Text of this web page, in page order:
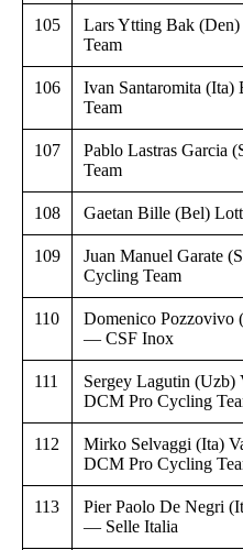
105
Lars Ytting Bak
Team
106
Ivan Santaromita (Ita)
Team
107
Pablo Lastras Garcia
Team
108 Gaetan Bille (Bel)
109
Juan Manuel Garate
Cycling Team
110
Domenico Pozzovivo
— CSF Inox
111
Sergey Lagutin (Uzb)
DCM Pro Cycling
112
Mirko Selvaggi (Ita)
DCM Pro Cycling
113
Pier Paolo De Negri
— Selle Italia